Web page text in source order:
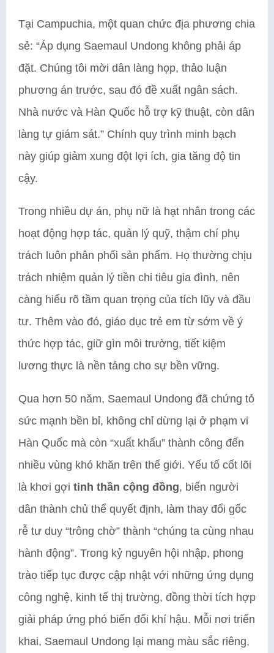
Tại Campuchia, một quan chức địa phương chia
sẻ: “Áp dụng Saemaul Undong không phải áp
đặt. Chúng tôi mời dân làng họp, thảo luận
phương án trước, sau đó đề xuất ngân sách.
Nhà nước và Hàn Quốc hỗ trợ kỹ thuật, còn dân
làng tự giám sát.” Chính quy trình minh bạch
này giúp giảm xung đột lợi ích, gia tăng độ tin
cậy.
Trong nhiều dự án, phụ nữ là hạt nhân trong các
hoạt động hợp tác, quản lý quỹ, thậm chí phụ
trách luôn phân phối sản phẩm. Họ thường chịu
trách nhiệm quản lý tiền chi tiêu gia đình, nên
càng hiểu rõ tầm quan trọng của tích lũy và đầu
tư. Thêm vào đó, giáo dục trẻ em từ sớm về ý
thức hợp tác, giữ gìn môi trường, tiết kiệm
lương thực là nền tảng cho sự bền vững.
Qua hơn 50 năm, Saemaul Undong đã chứng tỏ
sức mạnh bền bỉ, không chỉ dừng lại ở phạm vi
Hàn Quốc mà còn “xuất khẩu” thành công đến
nhiều vùng khó khăn trên thế giới. Yếu tố cốt lõi
là khơi gợi tinh thần cộng đồng, biến người
dân thành chủ thể quyết định, làm thay đổi gốc
rễ tư duy “trông chờ” thành “chúng ta cùng nhau
hành động”. Trong kỷ nguyên hội nhập, phong
trào tiếp tục được cập nhật với những ứng dụng
công nghệ, kinh tế thị trường, đồng thời tích hợp
giải pháp ứng phó biến đổi khí hậu. Mỗi nơi triển
khai, Saemaul Undong lại mang màu sắc riêng,